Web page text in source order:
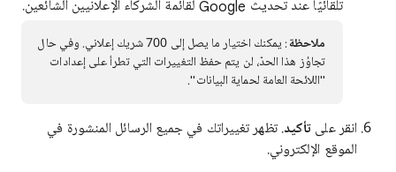
تلقائيًا عند تحديث Google لقائمة الشركاء الإعلانيين الشائعين.
ملاحظة
: يمكنك اختيار ما يصل إلى 700 شريك إعلاني. وفي حال
تجاوُز هذا الحدّ، لن يتم حفظ التغييرات التي تطرأ على إعدادات
"اللائحة العامة لحماية البيانات".
انقر على تأكيد. تظهر تغييراتك في جميع الرسائل المنشورة في
الموقع الإلكتروني.